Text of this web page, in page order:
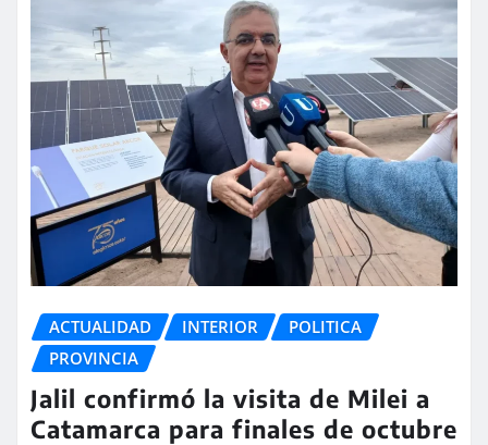
ACTUALIDAD INTERIOR
POLITICA
PROVINCIA
Jalil confirmó la visita de Milei a
Catamarca para finales de octubre